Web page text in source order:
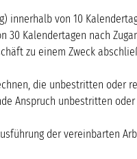
von 10
Kalendertagen nach
zu einem Zweck
die unbestritten oder
Anspruch unbestritten
der vereinbarten